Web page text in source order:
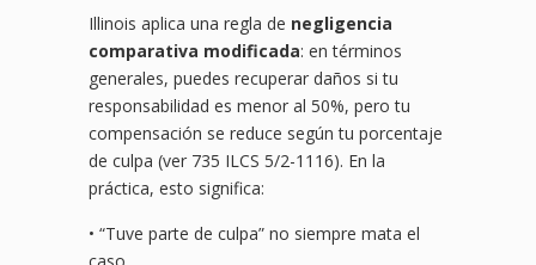
Illinois aplica una regla de negligencia
comparativa modificada: en términos
generales, puedes recuperar daños si tu
responsabilidad es menor al 50%, pero tu
compensación se reduce según tu porcentaje
de culpa (ver 735 ILCS 5/2-1116). En la
práctica, esto significa:
• “Tuve parte de culpa” no siempre mata el